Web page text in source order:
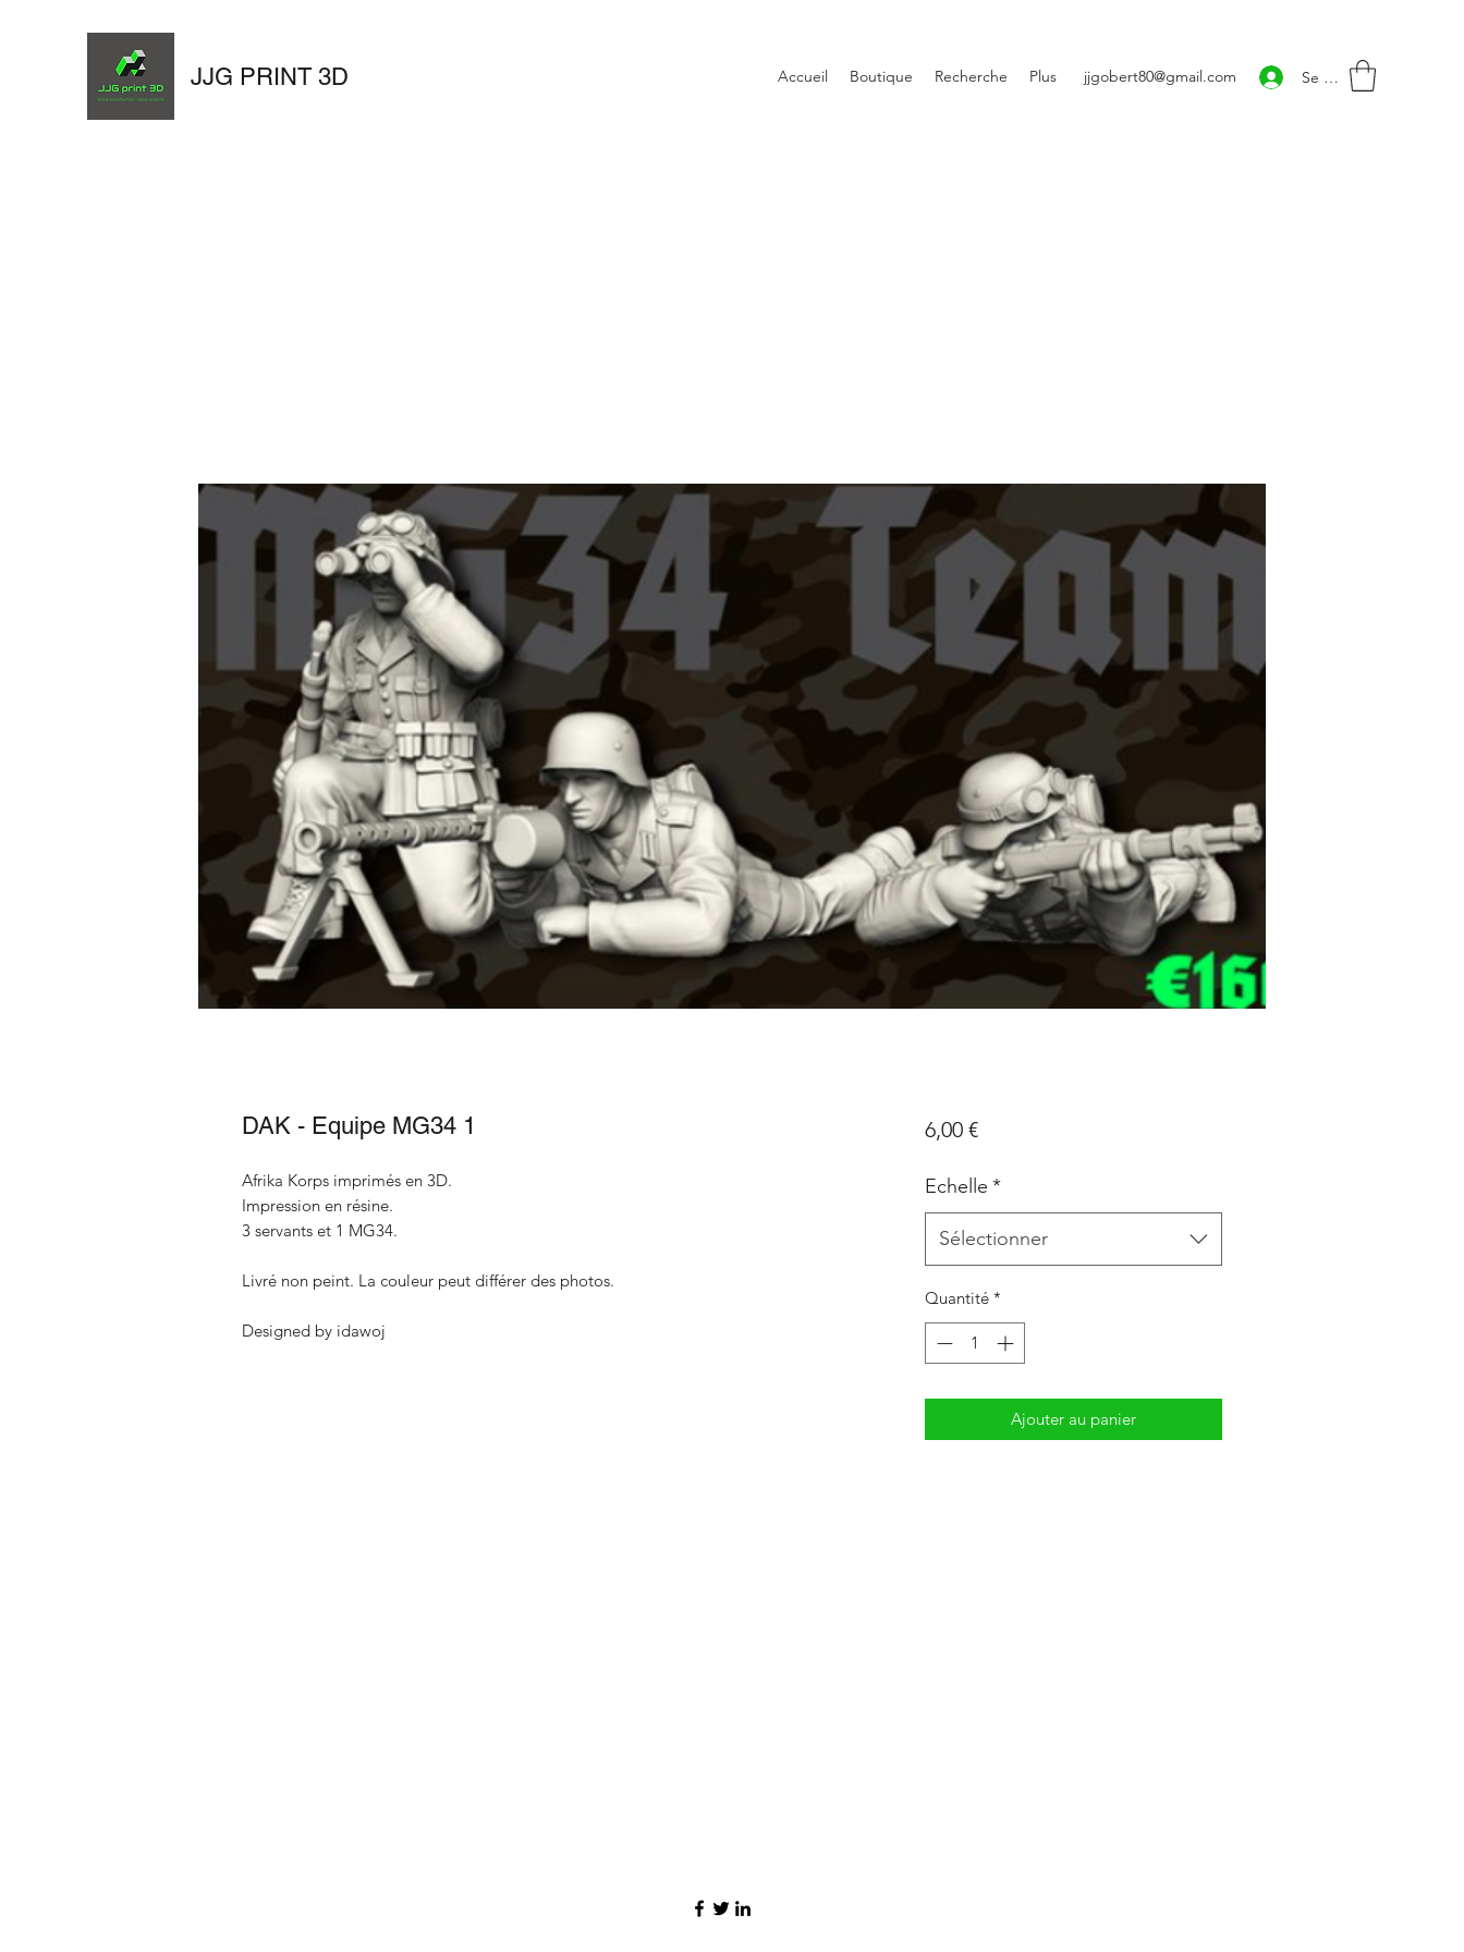
JJG PRINT 3D Accueil Boutique Recherche Plus jjgobert80@gmail.com Se connecter
DAK - Equipe MG34 1
Afrika Korps imprimés en 3D.
Impression en résine.
3 servants et 1 MG34.
Livré non peint. La couleur peut différer des photos.
Designed by idawoj
6,00 €Prix
Echelle *
Sélectionner
Quantité *
Ajouter au panier